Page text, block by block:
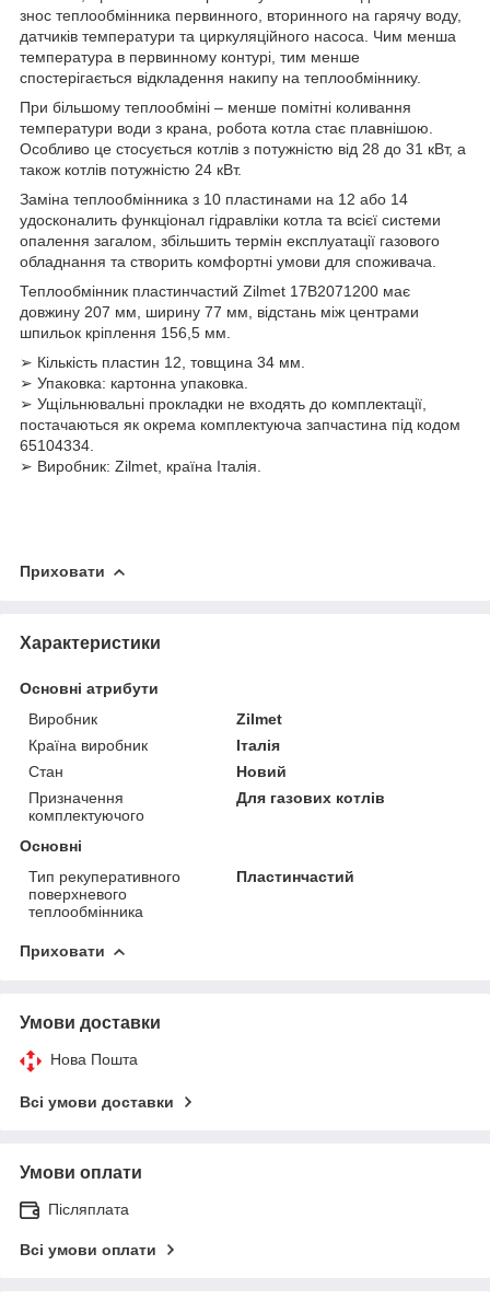
знос теплообмінника первинного, вторинного на гарячу воду,
датчиків температури та циркуляційного насоса. Чим менша
температура в первинному контурі, тим менше
спостерігається відкладення накипу на теплообміннику.
При більшому теплообміні – менше помітні коливання
температури води з крана, робота котла стає плавнішою.
Особливо це стосується котлів з потужністю від 28 до 31 кВт, а
також котлів потужністю 24 кВт.
Заміна теплообмінника з 10 пластинами на 12 або 14
удосконалить функціонал гідравліки котла та всієї системи
опалення загалом, збільшить термін експлуатації газового
обладнання та створить комфортні умови для споживача.
Теплообмінник пластинчастий Zilmet 17B2071200 має
довжину 207 мм, ширину 77 мм, відстань між центрами
шпильок кріплення 156,5 мм.
➢ Кількість пластин 12, товщина 34 мм.
➢ Упаковка: картонна упаковка.
➢ Ущільнювальні прокладки не входять до комплектації,
постачаються як окрема комплектуюча запчастина під кодом
65104334.
➢ Виробник: Zilmet, країна Італія.
Приховати
Характеристики
Основні атрибути
Виробник
Zilmet
Країна виробник
Італія
Стан
Новий
Призначення
комплектуючого
Для газових котлів
Основні
Тип рекуперативного
поверхневого
теплообмінника
Пластинчастий
Приховати
Умови доставки
Нова Пошта
Всі умови доставки
Умови оплати
Післяплата
Всі умови оплати